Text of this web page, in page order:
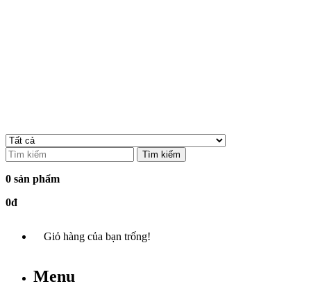
Tìm kiếm
0 sản phẩm
0đ
Giỏ hàng của bạn trống!
Menu